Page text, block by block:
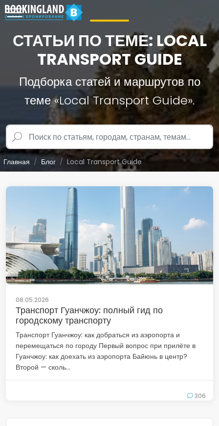
СТАТЬИ ПО ТЕМЕ: LOCAL
TRANSPORT GUIDE
Подборка статей и маршрутов по
теме «Local Transport Guide».
Главная Блог Local Transport Guide
08.05.2026
Транспорт Гуанчжоу: полный гид по
городскому транспорту
Транспорт Гуанчжоу: как добраться из аэропорта и
перемещаться по городу Первый вопрос при прилёте в
Гуанчжоу: как доехать из аэропорта Байюнь в центр?
Второй — сколь...
306